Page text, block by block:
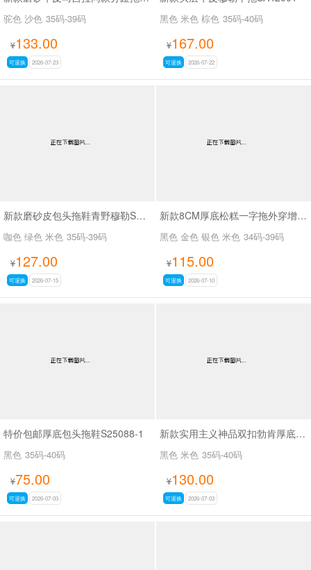
驼色 沙色 35码-39码
¥133.00
可退换 2026-07-23
黑色 米色 棕色 35码-40码
¥167.00
可退换 2026-07-22
新款磨砂皮包头拖鞋青野穆勒SA7129
咖色 绿色 米色 35码-39码
¥127.00
可退换 2026-07-15
新款8CM厚底松糕一字拖外穿增高沙滩拖鞋SA2670
黑色 金色 银色 米色 34码-39码
¥115.00
可退换 2026-07-10
特价包邮厚底包头拖鞋S25088-1
黑色 35码-40码
¥75.00
可退换 2026-07-03
新款实用主义神品双扣勃肯厚底拖鞋SA7128
黑色 米色 35码-40码
¥130.00
可退换 2026-07-03